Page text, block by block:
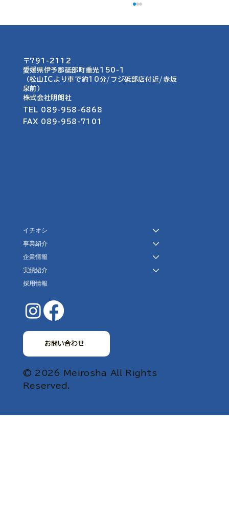
名称・ロゴ・看板作成
〒791-2112
愛媛県伊予郡砥部町重光150-1​​
（松山ICより車で約10分/フジ砥部店付近/赤坂
泉前）
​株式会社明朗社
TEL 089-958-6868
FAX 089-958-7101
イチオシ
事業紹介
企業情報
実績紹介
採用情報
お問い合わせ
© 2026 Meirosha All Rights
Reserved.